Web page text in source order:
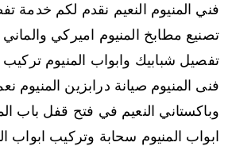
فني المنيوم النعيم نقدم لكم خدمة
تصنيع مطابخ المنيوم اميركي والماني
تفصيل شبابيك وابواب المنيوم تركيب
فنى المنيوم صيانة درابزين
وباكستاني النعيم في فتح قفل باب
ابواب المنيوم سحابة وتركيب ابواب